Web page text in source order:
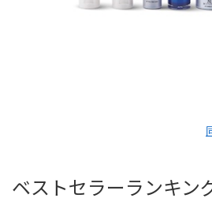
ベストセラーランキン